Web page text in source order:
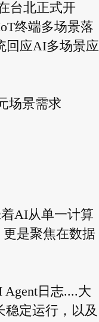
台北正式开
终端多场景落
回应AI多场景应
场景需求
AI从单一计算
是聚焦在数据
日志....大
定运行，以及